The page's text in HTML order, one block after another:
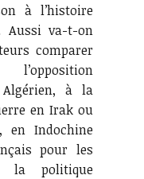
à l’histoire
Aussi va-t-on
comparer
à la
en Irak ou
en Indochine
pour les
la politique